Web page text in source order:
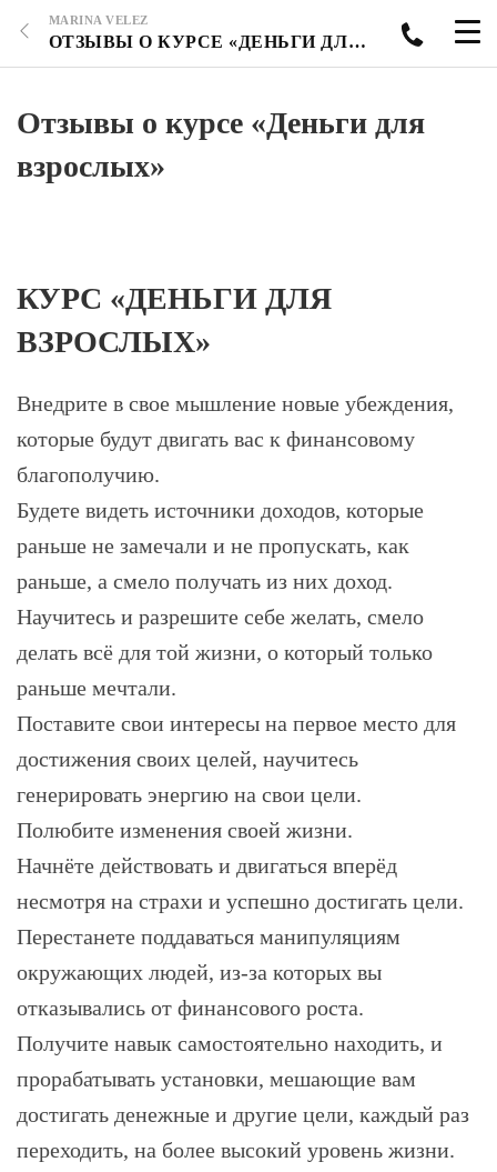
MARINA VELEZ
ОТЗЫВЫ О КУРСЕ «ДЕНЬГИ ДЛЯ ВЗРОСЛЫХ»
Отзывы о курсе «Деньги для
взрослых»
КУРС «ДЕНЬГИ ДЛЯ
ВЗРОСЛЫХ»
Внедрите в свое мышление новые убеждения,
которые будут двигать вас к финансовому
благополучию.
Будете видеть источники доходов, которые
раньше не замечали и не пропускать, как
раньше, а смело получать из них доход.
Научитесь и разрешите себе желать, смело
делать всё для той жизни, о который только
раньше мечтали.
Поставите свои интересы на первое место для
достижения своих целей, научитесь
генерировать энергию на свои цели.
Полюбите изменения своей жизни.
Начнёте действовать и двигаться вперёд
несмотря на страхи и успешно достигать цели.
Перестанете поддаваться манипуляциям
окружающих людей, из-за которых вы
отказывались от финансового роста.
Получите навык самостоятельно находить, и
прорабатывать установки, мешающие вам
достигать денежные и другие цели, каждый раз
переходить, на более высокий уровень жизни.